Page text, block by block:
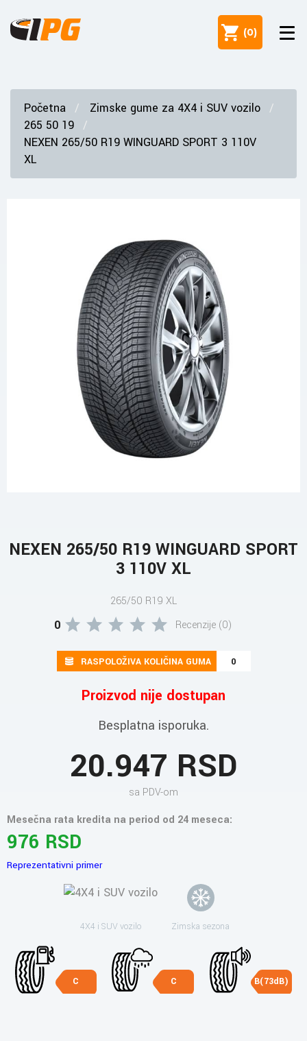
(0)
Početna
Zimske gume za 4X4 i SUV vozilo
265 50 19
NEXEN 265/50 R19 WINGUARD SPORT 3 110V
XL
NEXEN 265/50 R19 WINGUARD SPORT
3 110V XL
265/50 R19 XL
0 Recenzije (0)
RASPOLOŽIVA KOLIČINA GUMA 0
Proizvod nije dostupan
Besplatna isporuka.
20.947 RSD
sa PDV-om
Mesečna rata kredita na period od 24 meseca:
976 RSD
Reprezentativni primer
4X4 i SUV vozilo Zimska sezona
C C B(73dB)